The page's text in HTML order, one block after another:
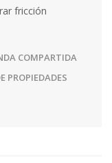
fricción
COMPARTIDA
PROPIEDADES